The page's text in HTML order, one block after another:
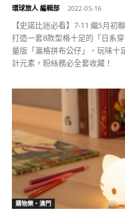
環球旅人 編輯部 - 2022-05-16
【史諾比迷必看】7-11 繼5月初
打造一套8款型格十足的「日系
量版「瀛格拼布公仔」，玩味十
計元素，粉絲務必全套收藏！
購物樂‧澳門